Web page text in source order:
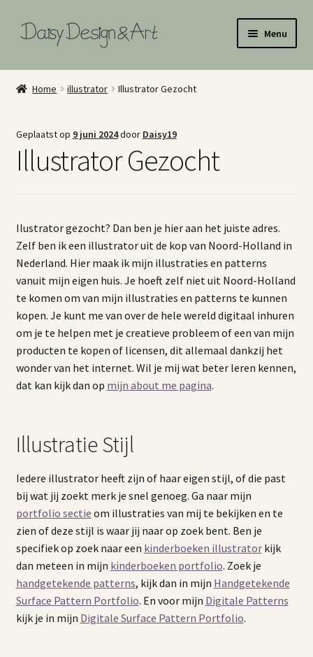
Ga
door
Ga
naar
Menu
Home
Art Licensing
Shop
About Me
Contact
Home illustrator Illustrator Gezocht
Geplaatst op 9 juni 2024door Daisy19
Illustrator Gezocht
Ilustrator gezocht? Dan ben je hier aan het juiste adres.
Zelf ben ik een illustrator uit de kop van Noord-Holland in
Nederland. Hier maak ik mijn illustraties en patterns
vanuit mijn eigen huis. Je hoeft zelf niet uit Noord-Holland
te komen om van mijn illustraties en patterns te kunnen
kopen. Je kunt me van over de hele wereld digitaal inhuren
om je te helpen met je creatieve probleem of een van mijn
producten te kopen of licensen, dit allemaal dankzij het
wonder van het internet. Wil je mij wat beter leren kennen,
dat kan kijk dan op mijn about me pagina.
Illustratie Stijl
Iedere illustrator heeft zijn of haar eigen stijl, of die past
bij wat jij zoekt merk je snel genoeg. Ga naar mijn
portfolio sectie om illustraties van mij te bekijken en te
zien of deze stijl is waar jij naar op zoek bent. Ben je
specifiek op zoek naar een kinderboeken illustratorkijk
dan meteen in mijn kinderboeken portfolio. Zoek je
handgetekende patterns, kijk dan in mijn Handgetekende
Surface Pattern Portfolio. En voor mijn Digitale Patterns
kijk je in mijn Digitale Surface Pattern Portfolio.